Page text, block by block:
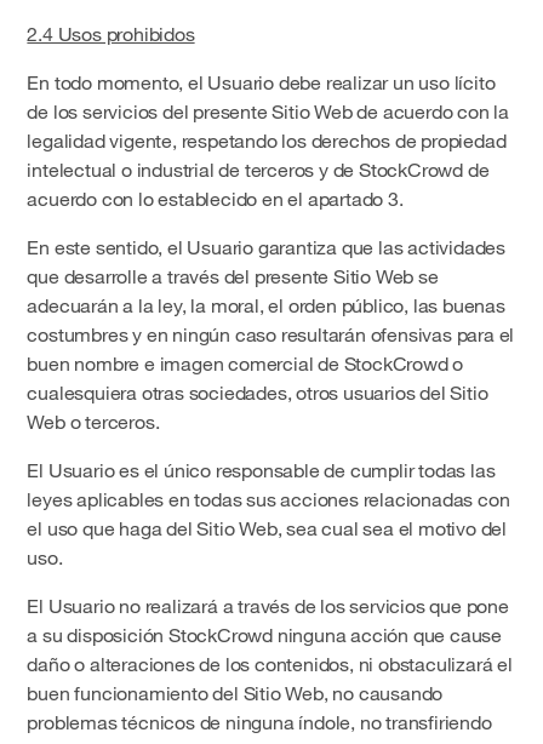
2.4 Usos prohibidos
En todo momento, el Usuario debe realizar un uso lícito
de los servicios del presente Sitio Web de acuerdo con la
legalidad vigente, respetando los derechos de propiedad
intelectual o industrial de terceros y de StockCrowd de
acuerdo con lo establecido en el apartado 3.
En este sentido, el Usuario garantiza que las actividades
que desarrolle a través del presente Sitio Web se
adecuarán a la ley, la moral, el orden público, las buenas
costumbres y en ningún caso resultarán ofensivas para el
buen nombre e imagen comercial de StockCrowd o
cualesquiera otras sociedades, otros usuarios del Sitio
Web o terceros.
El Usuario es el único responsable de cumplir todas las
leyes aplicables en todas sus acciones relacionadas con
el uso que haga del Sitio Web, sea cual sea el motivo del
uso.
El Usuario no realizará a través de los servicios que pone
a su disposición StockCrowd ninguna acción que cause
daño o alteraciones de los contenidos, ni obstaculizará el
buen funcionamiento del Sitio Web, no causando
problemas técnicos de ninguna índole, no transfiriendo